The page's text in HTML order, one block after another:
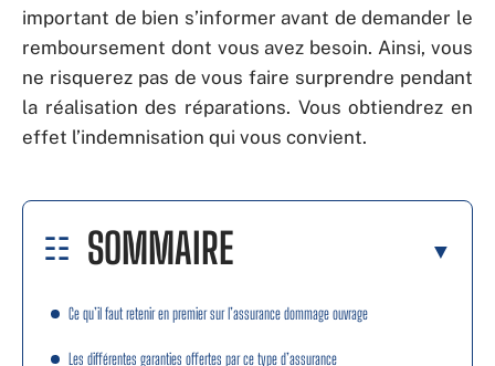
important de bien s’informer avant de demander le
remboursement dont vous avez besoin. Ainsi, vous
ne risquerez pas de vous faire surprendre pendant
la réalisation des réparations. Vous obtiendrez en
effet l’indemnisation qui vous convient.
SOMMAIRE
Ce qu’il faut retenir en premier sur l’assurance dommage ouvrage
Les différentes garanties offertes par ce type d’assurance